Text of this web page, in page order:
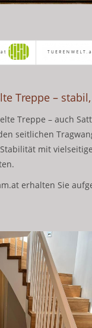
Treppe –
Treppe – auch
seitlichen
mit
erhalten Sie